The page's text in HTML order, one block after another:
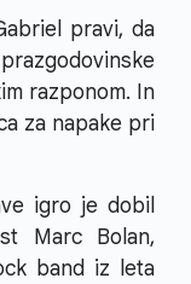
pravi, da
razponom. In
za napake pri
igro je dobil
Marc Bolan,
band iz leta